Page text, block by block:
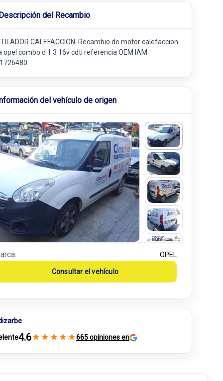
del Recambio
CALEFACCION. Recambio de motor calefaccion
opel combo d 1.3 16v cdti referencia OEM IAM
del vehículo de origen
OPEL
Consultar el vehículo
4.6★ ★ ★ ★ ★665 opiniones en